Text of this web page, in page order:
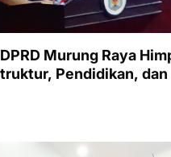
Murung Raya
Pendidikan, dan